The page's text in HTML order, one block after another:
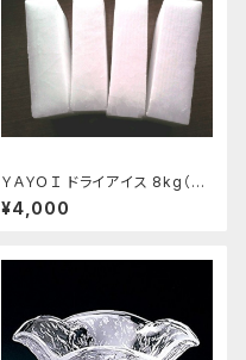
ＹＡＹＯＩ ドライアイス 8kg（出
荷時9kg弱）
¥4,000